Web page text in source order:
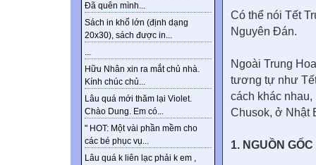
Đã quên mình...
Sách in khổ lớn (định dạng
20x30), sách được in...
...
Hữu Nhân xin ra mắt chủ nhà.
Kính chúc chủ...
Lâu quá mới thăm lại Violet.
Chào Dung. Em có...
" HOT: Một vài phần mềm cho
các bé phục vụ...
Lâu quá k liên lạc phải k em ,
Có thể nói Tết
Nguyên Đán.
Ngoài Trung
tương tự như
cách khác
Chusok, ở Nhật
1. NGUỒN